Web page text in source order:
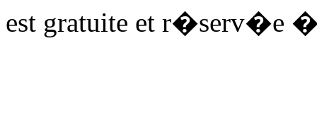
est gratuite et r�serv�e �